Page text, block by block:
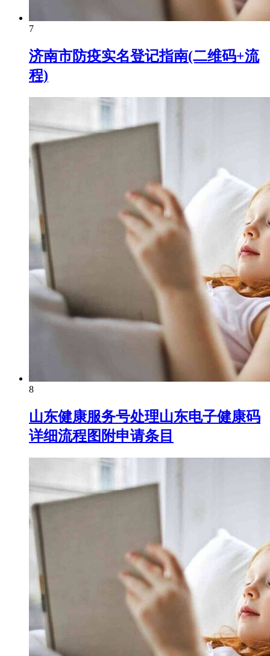
7
济南市防疫实名登记指南(二维码+流
程)
8
山东健康服务号处理山东电子健康码
详细流程图附申请条目